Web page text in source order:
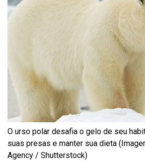
O urso polar desafia o gelo de seu
suas presas e manter sua dieta
Agency / Shutterstock)